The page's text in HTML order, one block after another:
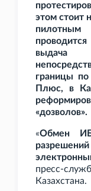
этом стоит
пилотным
выдача
границы по
Плюс, в
«дозволов».
«Обмен
пресс-
Казахстана.